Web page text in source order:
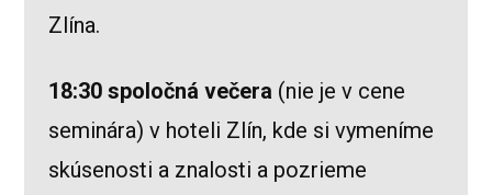
Zlína.
18:30 spoločná večera (nie je v cene
seminára) v hoteli Zlín, kde si vymeníme
skúsenosti a znalosti a pozrieme